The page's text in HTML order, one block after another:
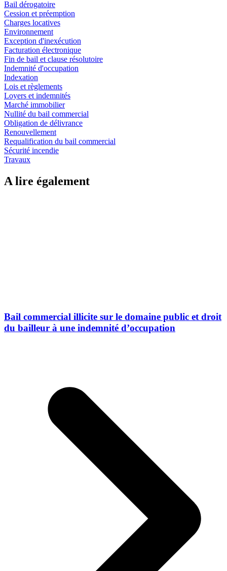
Bail dérogatoire
Cession et préemption
Charges locatives
Environnement
Exception d'inexécution
Facturation électronique
Fin de bail et clause résolutoire
Indemnité d'occupation
Indexation
Lois et règlements
Loyers et indemnités
Marché immobilier
Nullité du bail commercial
Obligation de délivrance
Renouvellement
Requalification du bail commercial
Sécurité incendie
Travaux
A lire également
Bail commercial illicite sur le domaine public et droit
du bailleur à une indemnité d’occupation